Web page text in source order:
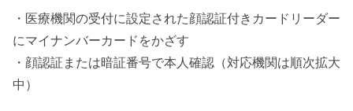
・医療機関の受付に設定された顔認証付きカードリーダー
にマイナンバーカードをかざす
・顔認証または暗証番号で本人確認（対応機関は順次拡大
中）